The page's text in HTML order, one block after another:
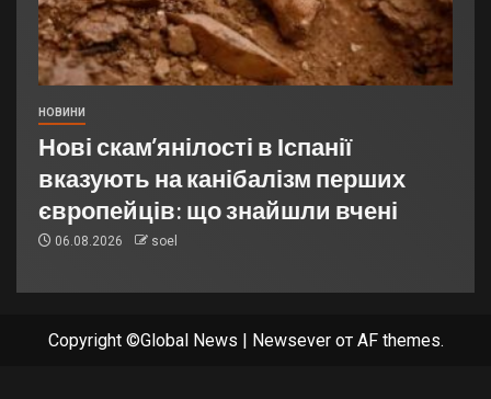
НОВИНИ
Нові скам’янілості в Іспанії
вказують на канібалізм перших
європейців: що знайшли вчені
06.08.2026 soel
Copyright ©Global News | Newseverот AF themes.